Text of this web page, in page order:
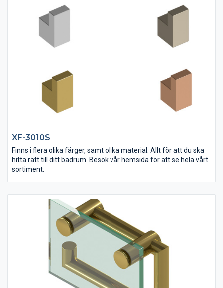
XF-3010S
Finns i flera olika färger, samt olika material. Allt för att du ska
hitta rätt till ditt badrum. Besök vår hemsida för att se hela vårt
sortiment.